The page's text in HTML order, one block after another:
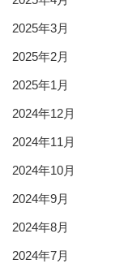
2025年3月
2025年2月
2025年1月
2024年12月
2024年11月
2024年10月
2024年9月
2024年8月
2024年7月